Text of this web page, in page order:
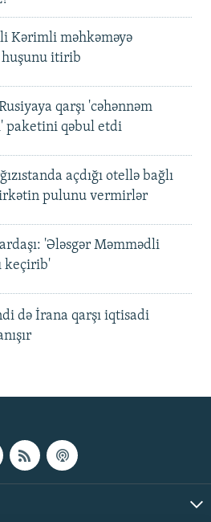
Kərimli məhkəməyə
huşunu itirib
qarşı 'cəhənnəm
paketini qəbul etdi
açdığı otellə bağlı
pulunu vermirlər
'Ələsgər Məmmədli
keçirib'
də İrana qarşı iqtisadi